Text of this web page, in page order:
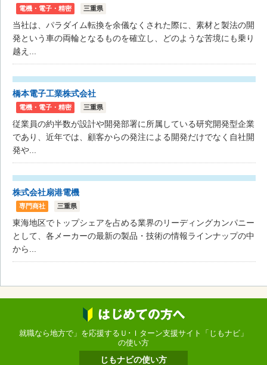
電機・電子・精密 三重県
当社は、パラダイム転換を余儀なくされた際に、素材と製法の開
発という車の両輪となるものを確立し、どのような苦境にも乗り
越え...
橋本電子工業株式会社
電機・電子・精密 三重県
従業員の約半数が設計や開発部署に所属している研究開発型企業
であり、近年では、顧客からの発注による開発だけでなく自社開
発や...
株式会社扇港電機
専門商社 三重県
東海地区でトップシェアを占める業界のリーディングカンパニー
として、各メーカーの最新の製品・技術の情報ラインナップの中
から...
就職なら地方で」を応援するＵ･Ｉターン支援サイト「じもナビ」
の使い方
じもナビの使い方